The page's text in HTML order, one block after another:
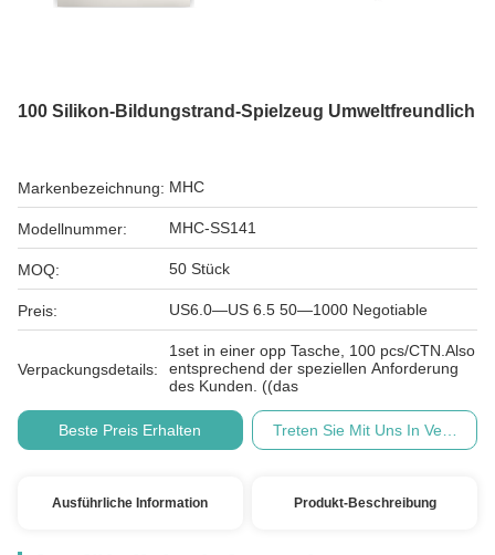
100 Silikon-Bildungstrand-Spielzeug Umweltfreundlich
Markenbezeichnung: MHC
Modellnummer: MHC-SS141
MOQ: 50 Stück
Preis: US6.0—US 6.5 50—1000 Negotiable
Verpackungsdetails:
1set in einer opp Tasche, 100 pcs/CTN.Also
entsprechend der speziellen Anforderung
des Kunden. ((das
Beste Preis Erhalten Treten Sie Mit Uns In
Ausführliche Information Produkt-Beschreibung